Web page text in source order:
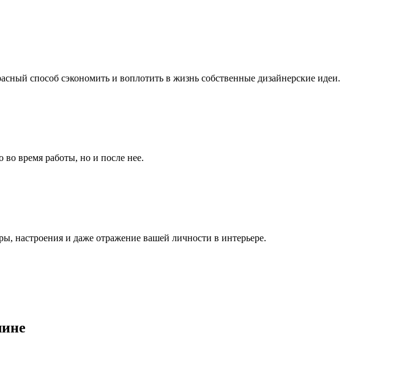
способ сэкономить и воплотить в жизнь собственные дизайнерские идеи.
время работы, но и после нее.
настроения и даже отражение вашей личности в интерьере.